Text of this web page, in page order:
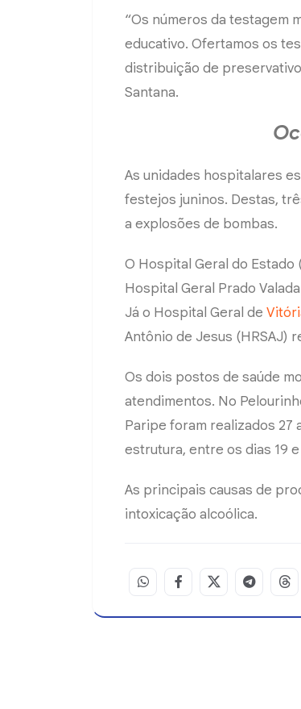
“Os números da testagem
educativo. Ofertamos os
distribuição de
Santana.
As unidades hospitalares
festejos juninos. Destas,
a explosões de bombas.
O Hospital Geral do Estado
Hospital Geral Prado
Já o Hospital Geral de
Antônio de Jesus (HRSAJ)
Os dois postos de saúde
atendimentos. No
Paripe foram realizados
estrutura, entre os dias 19 e
As principais causas de
intoxicação alcoólica.